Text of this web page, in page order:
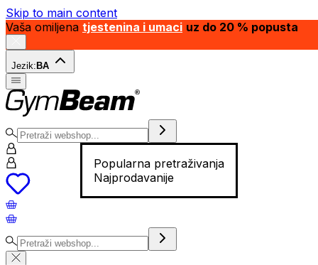
Skip to main content
Vaša omiljena tjestenina i umaci uz do 20 % popusta
Jezik: BA
Popularna pretraživanja
Najprodavanije